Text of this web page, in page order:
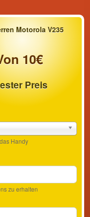
Motorola V235
10€
Preis
Handy
zu erhalten